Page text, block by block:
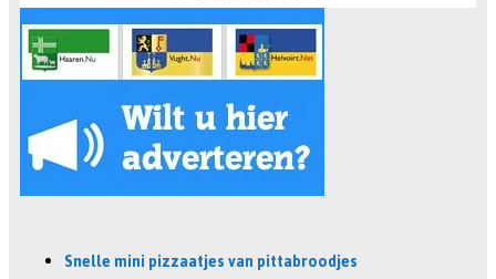
Snelle mini pizzaatjes van pittabroodjes